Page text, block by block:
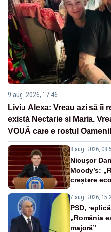
9 aug. 2026, 17:46
Liviu Alexa: Vreau azi sǎ îi
existǎ Nectarie şi Maria.
VOUǍ care e rostul
8 aug. 2026,
Nicușor
Moody’s:
creștere
7 aug. 2026,
PSD,
„România
majoră”